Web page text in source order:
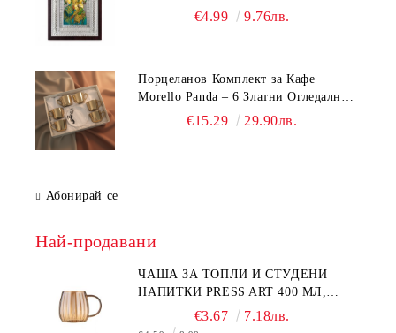
Стойка (23.5х19 см, 6 Модела)
€4.99 9.76лв.
Порцеланов Комплект за Кафе
Morello Panda – 6 Златни Огледални
Чаши с Анаморфно Отражение и
€15.29 29.90лв.
Абонирай се
Най-продавани
ЧАША ЗА ТОПЛИ И СТУДЕНИ
НАПИТКИ PRESS ART 400 МЛ,
БОРОСИЛИКАТНО СТЪКЛО
€3.67 7.18лв.